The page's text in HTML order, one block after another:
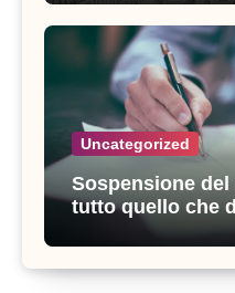
Uncategorized
Sospensione
tutto quello che